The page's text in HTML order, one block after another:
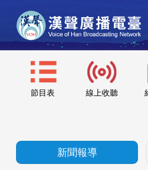
節目表 線上收聽
新聞報導